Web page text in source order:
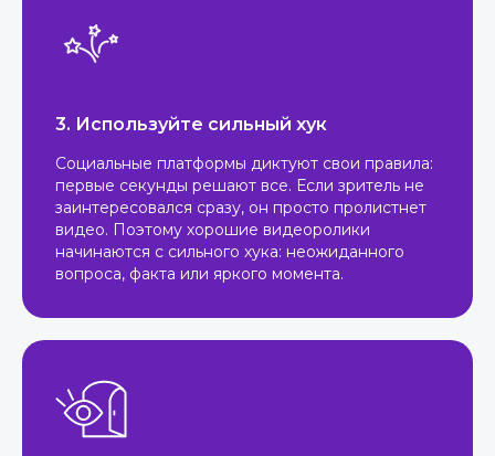
3. Используйте сильный хук
Социальные платформы диктуют свои правила:
первые секунды решают все. Если зритель не
заинтересовался сразу, он просто пролистнет
видео. Поэтому хорошие видеоролики
начинаются с сильного хука: неожиданного
вопроса, факта или яркого момента.